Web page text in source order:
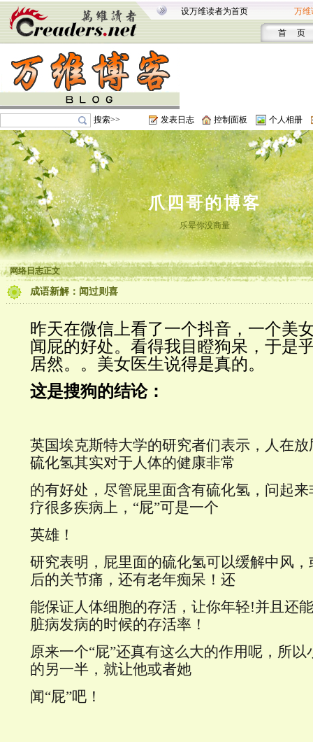
设万维读者为首页 万维
首 页
搜索>> 发表日志 控制面板 个人相册
爪四哥的博客
乐晕你没商量
网络日志正文
成语新解：闻过则喜
昨天在微信上看了一个抖音，一个美
闻屁的好处。看得我目瞪狗呆，于是
居然。。美女医生说得是真的。
这是搜狗的结论：
英国埃克斯特大学的研究者们表示，人在
硫化氢其实对于人体的健康非常
的有好处，尽管屁里面含有硫化氢，问起
疗很多疾病上，“屁”可是一个
英雄！
研究表明，屁里面的硫化氢可以缓解中风
后的关节痛，还有老年痴呆！还
能保证人体细胞的存活，让你年轻!并且还
脏病发病的时候的存活率！
原来一个“屁”还真有这么大的作用呢，所
的另一半，就让他或者她
闻“屁”吧！